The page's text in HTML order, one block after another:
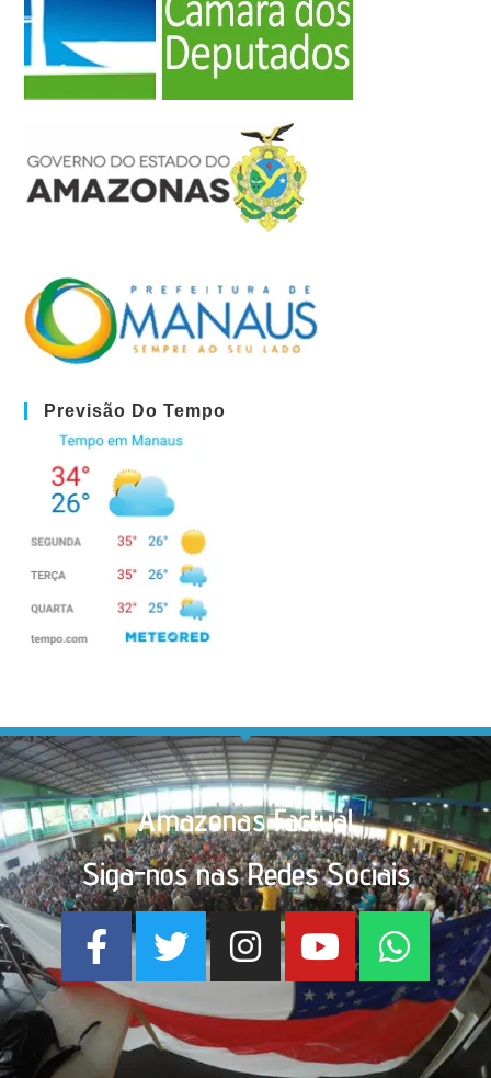
Previsão Do Tempo
Amazonas Factual
Siga-nos nas Redes Sociais